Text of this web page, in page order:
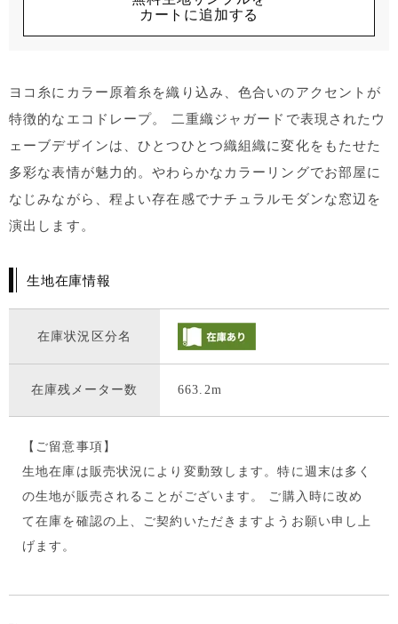
カートに追加する
ヨコ糸にカラー原着糸を織り込み、色合いのアクセントが
特徴的なエコドレープ。 二重織ジャガードで表現されたウ
ェーブデザインは、ひとつひとつ織組織に変化をもたせた
多彩な表情が魅力的。やわらかなカラーリングでお部屋に
なじみながら、程よい存在感でナチュラルモダンな窓辺を
演出します。
生地在庫情報
在庫状況区分名
在庫残メーター数 663.2m
【ご留意事項】
生地在庫は販売状況により変動致します。特に週末は多く
の生地が販売されることがございます。 ご購入時に改め
て在庫を確認の上、ご契約いただきますようお願い申し上
げます。